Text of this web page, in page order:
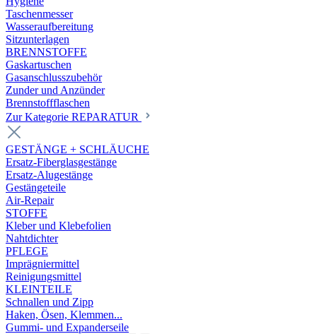
Taschenmesser
Wasseraufbereitung
Sitzunterlagen
BRENNSTOFFE
Gaskartuschen
Gasanschlusszubehör
Zunder und Anzünder
Brennstoffflaschen
Zur Kategorie REPARATUR
GESTÄNGE + SCHLÄUCHE
Ersatz-Fiberglasgestänge
Ersatz-Alugestänge
Gestängeteile
Air-Repair
STOFFE
Kleber und Klebefolien
Nahtdichter
PFLEGE
Imprägniermittel
Reinigungsmittel
KLEINTEILE
Schnallen und Zipp
Haken, Ösen, Klemmen...
Gummi- und Expanderseile